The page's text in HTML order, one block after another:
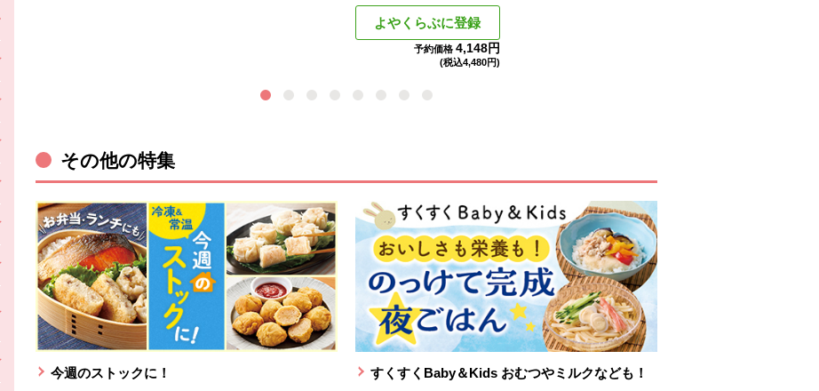
よやくらぶに登録
予約価格 4,148円
(税込4,480円)
その他の特集
今週のストックに！ すくすくBaby＆Kids おむつやミルクなども！